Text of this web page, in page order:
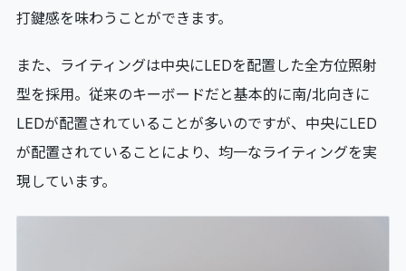
打鍵感を味わうことができます。
また、ライティングは中央にLEDを配置した全方位照射
型を採用。従来のキーボードだと基本的に南/北向きに
LEDが配置されていることが多いのですが、中央にLED
が配置されていることにより、均一なライティングを実
現しています。